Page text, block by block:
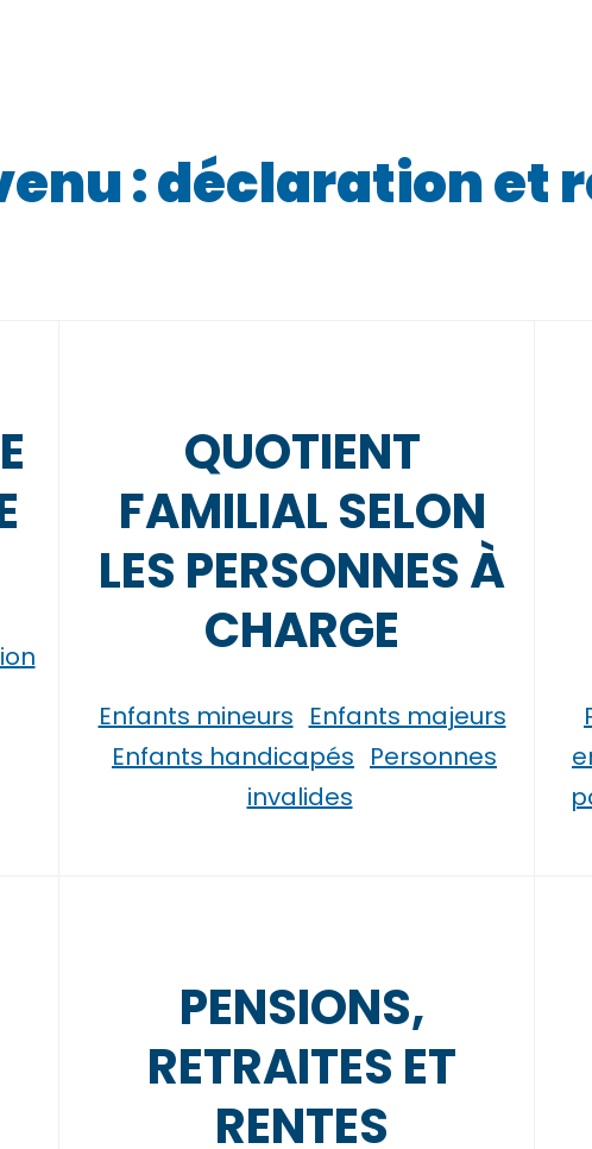
: déclaration et
QUOTIENT
FAMILIAL SELON
LES PERSONNES À
CHARGE
Enfants mineurs Enfants majeurs
Enfants handicapés Personnes
invalides
PENSIONS,
RETRAITES ET
RENTES